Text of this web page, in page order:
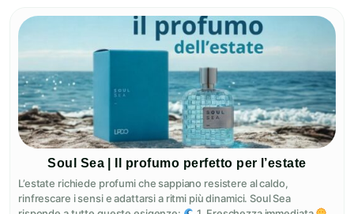
Soul Sea | Il profumo perfetto per l’estate
L’estate richiede profumi che sappiano resistere al caldo,
rinfrescare i sensi e adattarsi a ritmi più dinamici. Soul Sea